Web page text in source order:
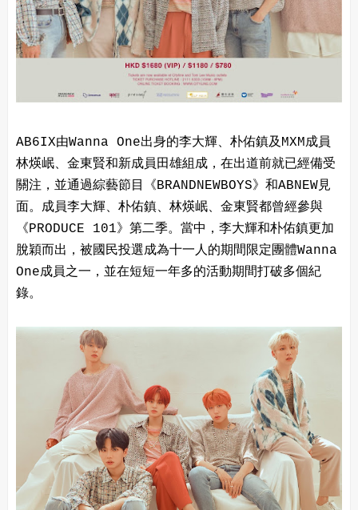
AB6IX由Wanna One出身的李大輝、朴佑鎮及MXM成員
林煐岷、金東賢和新成員田雄組成，在出道前就已經備受
關注，並通過綜藝節目《BRANDNEWBOYS》和ABNEW見
面。成員李大輝、朴佑鎮、林煐岷、金東賢都曾經參與
《PRODUCE 101》第二季。當中，李大輝和朴佑鎮更加
脫穎而出，被國民投選成為十一人的期間限定團體Wanna
One成員之一，並在短短一年多的活動期間打破多個紀
錄。